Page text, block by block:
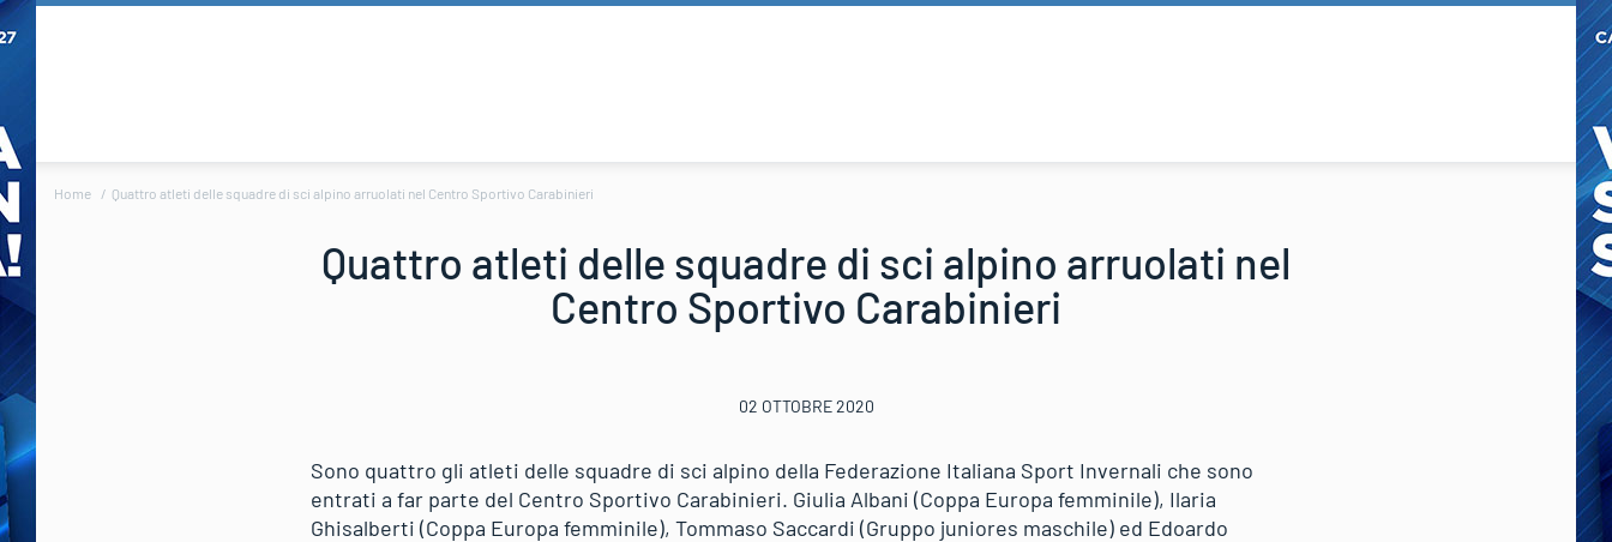
Home Quattro atleti delle squadre di sci alpino arruolati nel Centro Sportivo Carabinieri
Quattro atleti delle squadre di sci alpino arruolati nel
Centro Sportivo Carabinieri
02 OTTOBRE 2020
Sono quattro gli atleti delle squadre di sci alpino della Federazione Italiana Sport Invernali che sono
entrati a far parte del Centro Sportivo Carabinieri. Giulia Albani (Coppa Europa femminile), Ilaria
Ghisalberti (Coppa Europa femminile), Tommaso Saccardi (Gruppo juniores maschile) ed Edoardo